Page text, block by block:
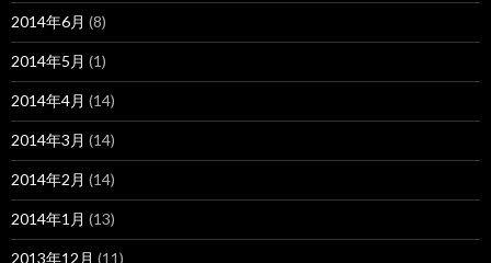
2014年6月 (8)
2014年5月 (1)
2014年4月 (14)
2014年3月 (14)
2014年2月 (14)
2014年1月 (13)
2013年12月 (11)